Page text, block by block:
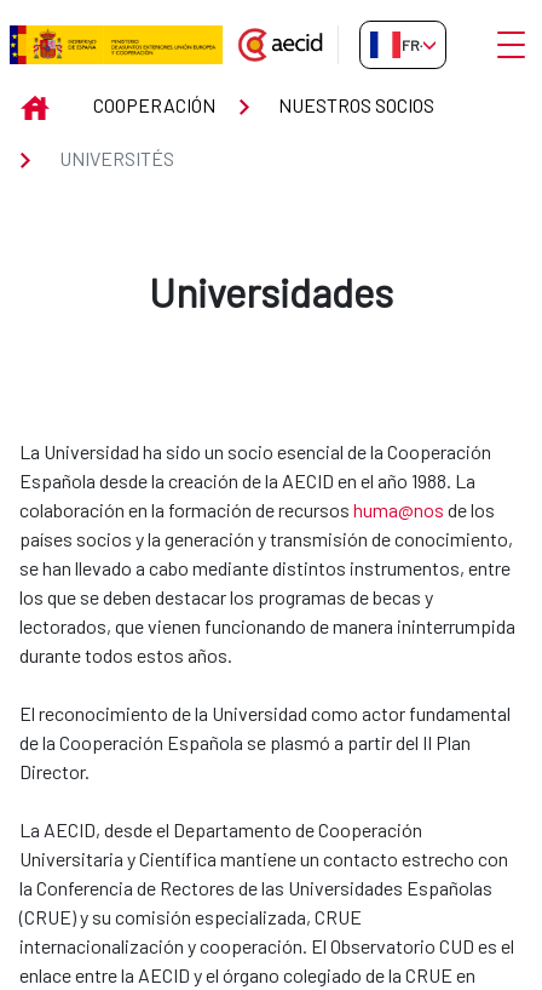
Saut au contenu principal
UNIVERSITÉS
FR-FR
INICIOCOOPERACIÓN NUESTROS SOCIOS
UNIVERSITÉS
Universidades
La Universidad ha sido un socio esencial de la Cooperación
Española desde la creación de la AECID en el año 1988. La
colaboración en la formación de recursos huma@nos de los
países socios y la generación y transmisión de conocimiento,
se han llevado a cabo mediante distintos instrumentos, entre
los que se deben destacar los programas de becas y
lectorados, que vienen funcionando de manera ininterrumpida
durante todos estos años.
El reconocimiento de la Universidad como actor fundamental
de la Cooperación Española se plasmó a partir del II Plan
Director.
La AECID, desde el Departamento de Cooperación
Universitaria y Científica mantiene un contacto estrecho con
la Conferencia de Rectores de las Universidades Españolas
(CRUE) y su comisión especializada, CRUE
internacionalización y cooperación. El Observatorio CUD es el
enlace entre la AECID y el órgano colegiado de la CRUE en